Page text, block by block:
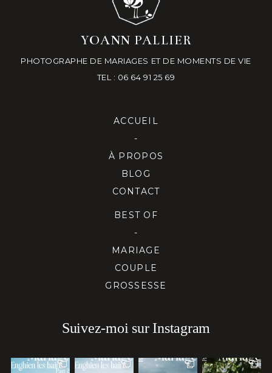
YOANN PALLIER
PHOTOGRAPHE DE MARIAGES ET DE MOMENTS DE VIE
TEL : 06 64 91 25 69
ACCUEIL
-
À PROPOS
BLOG
CONTACT
BEST OF
-
MARIAGE
COUPLE
GROSSESSE
Suivez-moi sur Instagram